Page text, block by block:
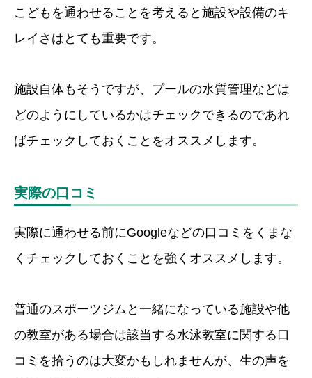
こどもを通わせることを考えると施設や設備のキ
レイさはとても重要です。
施設自体もそうですが、プールの水質管理などは
どのようにしているかはチェックできるのであれ
ばチェックしておくことをオススメします。
実際の口コミ
実際に通わせる前にGoogleなどの口コミをくまな
くチェックしておくことを強くオススメします。
普通のスポーツジムと一緒になっている施設や他
の教室がある場合は該当する水泳教室に関する口
コミを拾うのは大変かもしれませんが、生の声を